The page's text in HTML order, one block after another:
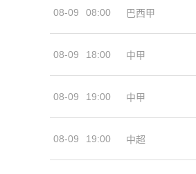
08-09 08:00 巴西甲
08-09 18:00 中甲
08-09 19:00 中甲
08-09 19:00 中超